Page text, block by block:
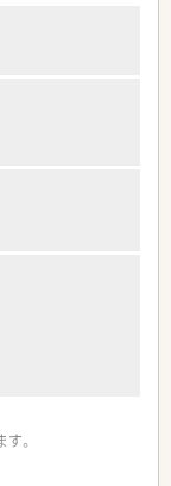
の研修から店舗管
り、長く安定して
境です。
て、調剤補助や患
工夫もされていま
携してより質の
います。
クのサービスや
ジュ」、お薬の
。